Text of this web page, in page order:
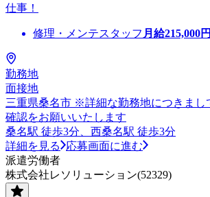
仕事！
修理・メンテスタッフ 月給215,000
勤務地
面接地
三重県桑名市 ※詳細な勤務地につきまし
確認をお願いいたします
桑名駅 徒歩3分、西桑名駅 徒歩3分
詳細を見る
応募画面に進む
派遣労働者
株式会社レソリューション(52329)